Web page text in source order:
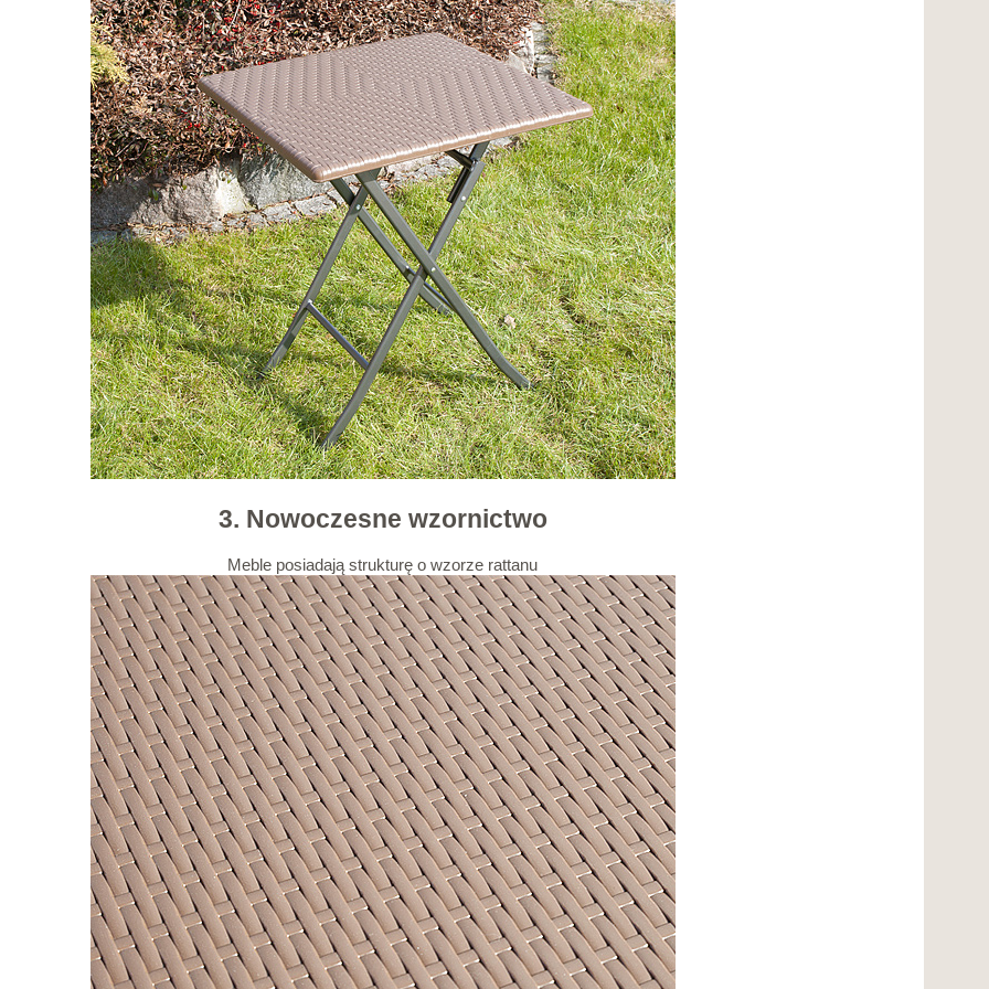
3. Nowoczesne wzornictwo
Meble posiadają strukturę o wzorze rattanu